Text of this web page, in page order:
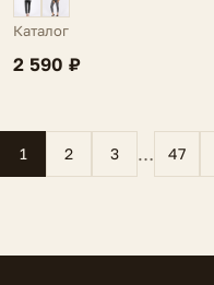
Каталог
2 590 ₽
1 2 3 … 47